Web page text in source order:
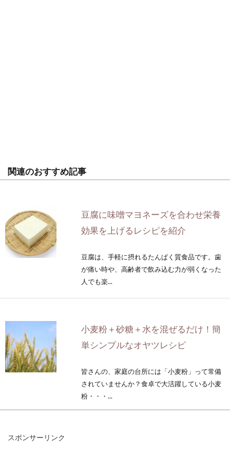
関連のおすすめ記事
豆腐に味噌マヨネーズを合わせ栄養
効果を上げるレシピを紹介
豆腐は、手軽に摂れるたんぱく質食品です。歯
が痛い時や、高齢者で飲み込む力が弱くなった
人でも楽...
小麦粉＋砂糖＋水を混ぜるだけ！簡
単シンプルなオヤツレシピ
皆さんの、家庭の台所には「小麦粉」って常備
されていませんか？食卓で大活躍している小麦
粉・・・...
スポンサーリンク